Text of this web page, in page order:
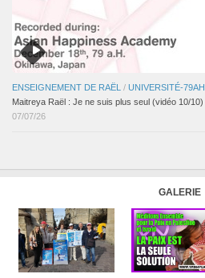
ENSEIGNEMENT DE RAËL / UNIVERSITÉ-79AH
Maitreya Raël : Je ne suis plus seul (vidéo 10/10)
07/07/26
GALERIE